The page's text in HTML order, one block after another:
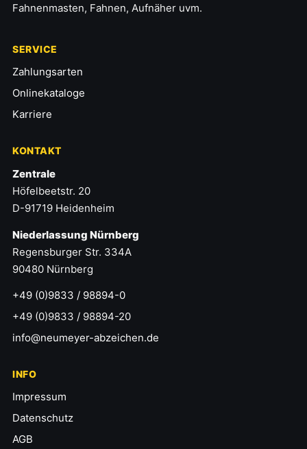
Fahnenmasten, Fahnen, Aufnäher uvm.
SERVICE
Zahlungsarten
Onlinekataloge
Karriere
KONTAKT
Zentrale
Höfelbeetstr. 20
D-91719 Heidenheim
Niederlassung Nürnberg
Regensburger Str. 334A
90480 Nürnberg
+49 (0)9833 / 98894-0
+49 (0)9833 / 98894-20
info@neumeyer-abzeichen.de
INFO
Impressum
Datenschutz
AGB